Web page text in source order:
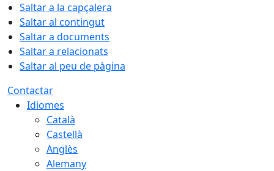
Saltar a la capçalera
Saltar al contingut
Saltar a documents
Saltar a relacionats
Saltar al peu de pàgina
Contactar
Idiomes
Català
Castellà
Anglès
Alemany